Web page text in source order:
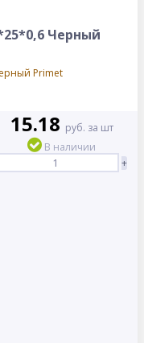
Черный
15.18 руб. за шт
В наличии
+